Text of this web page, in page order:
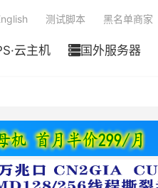
云主机 国外服务器
测试脚本 黑名单商家